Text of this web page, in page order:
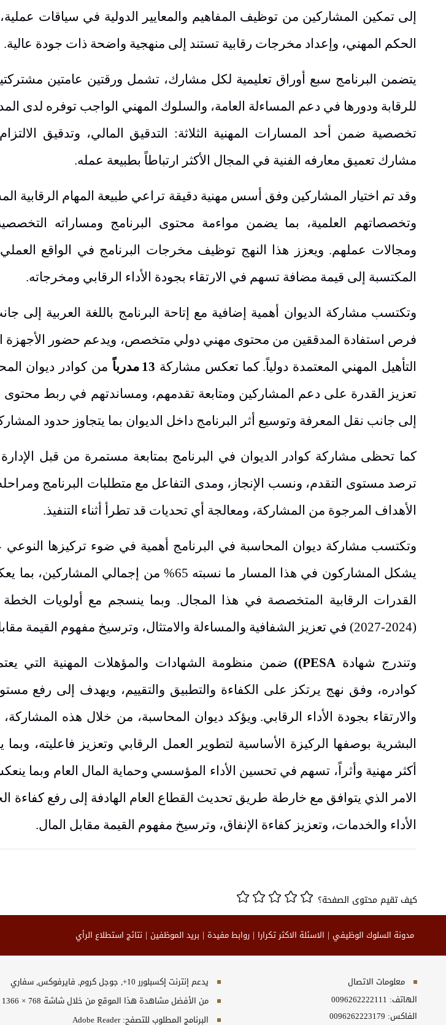
إلى تمكين المشاركين من توظيف المفاهيم والمعايير الدولية في سياقات
الحكم المهني، وإعداد مخرجات رقابية تستند إلى منهجية واضحة ذات جودة عالية.
يتضمن البرنامج سبع أوراق تعليمية لكل مشارك، تشمل ورقتين عامتين مشتركتين
للرقابة ودورها في دعم المساءلة العامة، والسلوك المهني الواجب توفره لدى
تخصصية ضمن أحد المسارات المهنية الثلاثة: التدقيق المالي، وتدقيق
مشارك تعميق معارفه الفنية في المجال الأكثر ارتباطاً بطبيعة عمله.
وقد تم اختيار المشاركين وفق أسس مهنية دقيقة تراعي طبيعة المهام الرقابية
وتخصصاتهم العلمية، بما يضمن مواءمة محتوى البرنامج ومساراته
ومجالات عملهم. ويعزز هذا النهج توظيف مخرجات البرنامج في الواقع
المكتسبة إلى قيمة مضافة تسهم في الارتقاء بجودة الأداء الرقابي ومخرجاته.
وتكتسب مشاركة الديوان أهمية إضافية مع إتاحة البرنامج باللغة العربية إلى
فرص استفادة المدققين من محتوى مهني دولي متخصص، ويدعم حضور الأجهزة
التأهيل المهني المعتمدة دولياً. كما تعكس مشاركة 13 مدرباً من كوادر ديوان
تعزيز القدرة على دعم المشاركين ومتابعة تقدمهم، ومساندتهم في ربط محتوى
إلى جانب نقل المعرفة وتوسيع أثر البرنامج داخل الديوان بما يتجاوز حدود
كما تحظى مشاركة كوادر الديوان في البرنامج بمتابعة مستمرة من قبل الإدارة
ترصد مستوى التقدم، ونسب الإنجاز، ومدى التفاعل مع متطلبات البرنامج
الأهداف المرجوة من المشاركة، ومعالجة أي تحديات قد تطرأ أثناء التنفيذ.
وتكتسب مشاركة ديوان المحاسبة في البرنامج أهمية في ضوء تركيزها النوعي
يشكل المشاركون في هذا المسار ما نسبته 65% من
القدرات الرقابية المتخصصة في هذا المجال. وبما ينسجم مع أولويات الخطة
(2024-2027) في تعزيز الشفافية والمساءلة والامتثال، وترسيخ مفهوم القيمة مقابل المال في العمل الرقابي.
وتندرج شهادة PESA)
) ضمن منظومة الشهادات والمؤهلات المهنية التي
كوادره، وفق نهج يرتكز على الكفاءة والتطبيق والتقييم، ويهدف إلى رفع
والارتقاء بجودة الأداء الرقابي. ويؤكد ديوان المحاسبة، من خلال هذه المشاركة،
البشرية بوصفها الركيزة الأساسية لتطوير العمل الرقابي وتعزيز فاعليته،
أكثر مهنية وأثراً، تسهم في تحسين الأداء المؤسسي وحماية المال العام وبما
الامر الذي يتوافق مع خارطة طريق تحديث القطاع العام الهادفة إلى رفع كفاءة
الأداء والخدمات، وتعزيز كفاءة الإنفاق، وترسيخ مفهوم القيمة مقابل المال.
كيف تقيم محتوى الصفحة؟
مدونة السلوك الوظيفي الاسئلة الاكثر تكرارا روابط مفيدة بريد الموظفين نتائج استطلاع الرأي
معلومات الاتصال
الهاتف: 0096262222111
الفاكس: 0096262223179
يدعم إنترنت إكسبلورر 10+, جوجل كروم, فايرفوكس, سفاري
من الأفضل مشاهدة هذا الموقع من خلال شاشة 768 × 1366
البرنامج المطلوب للتصفح: Adobe Reader